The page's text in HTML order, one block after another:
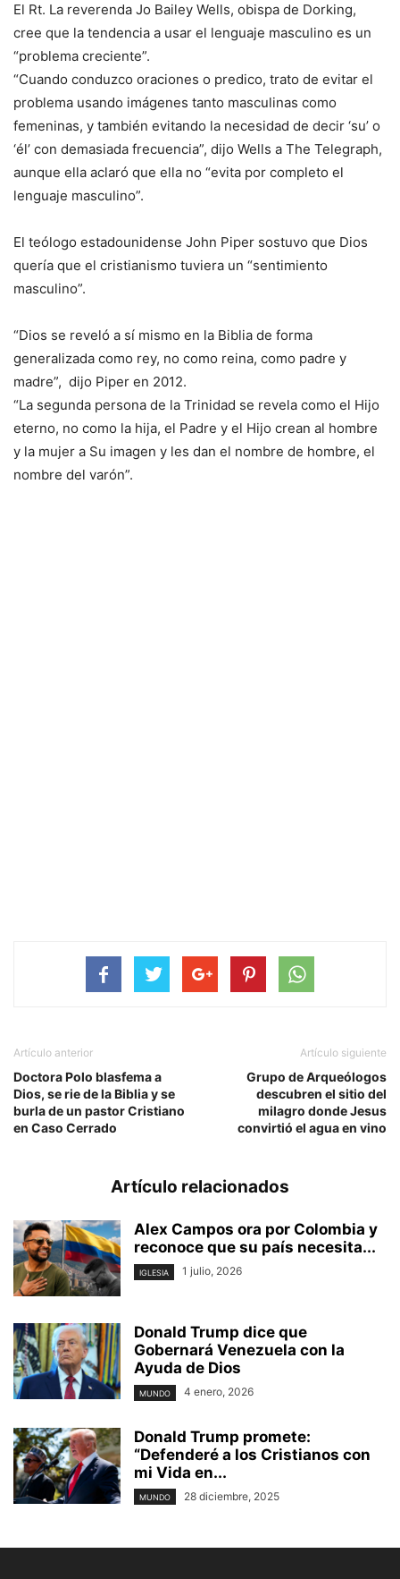
El Rt. La reverenda Jo Bailey Wells, obispa de Dorking,
cree que la tendencia a usar el lenguaje masculino es un
“problema creciente”.
“Cuando conduzco oraciones o predico, trato de evitar el
problema usando imágenes tanto masculinas como
femeninas, y también evitando la necesidad de decir ‘su’ o
‘él’ con demasiada frecuencia”, dijo Wells a The Telegraph,
aunque ella aclaró que ella no “evita por completo el
lenguaje masculino”.
El teólogo estadounidense John Piper sostuvo que Dios
quería que el cristianismo tuviera un “sentimiento
masculino”.
“Dios se reveló a sí mismo en la Biblia de forma
generalizada como rey, no como reina, como padre y
madre”, dijo Piper en 2012.
“La segunda persona de la Trinidad se revela como el Hijo
eterno, no como la hija, el Padre y el Hijo crean al hombre
y la mujer a Su imagen y les dan el nombre de hombre, el
nombre del varón”.
Artículo anterior
Doctora Polo blasfema a
Dios, se rie de la Biblia y se
burla de un pastor Cristiano
en Caso Cerrado
Artículo siguiente
Grupo de Arqueólogos
descubren el sitio del
milagro donde Jesus
convirtió el agua en vino
Artículo relacionados
Alex Campos ora por Colombia y
reconoce que su país necesita...
IGLESIA 1 julio, 2026
Donald Trump dice que
Gobernará Venezuela con la
Ayuda de Dios
MUNDO 4 enero, 2026
Donald Trump promete:
“Defenderé a los Cristianos con
mi Vida en...
MUNDO 28 diciembre, 2025